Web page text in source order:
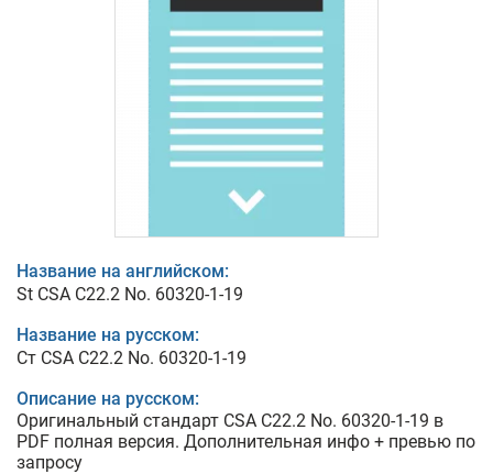
Название на английском:
St CSA C22.2 No. 60320-1-19
Название на русском:
Ст CSA C22.2 No. 60320-1-19
Описание на русском:
Оригинальный стандарт CSA C22.2 No. 60320-1-19 в
PDF полная версия. Дополнительная инфо + превью по
запросу